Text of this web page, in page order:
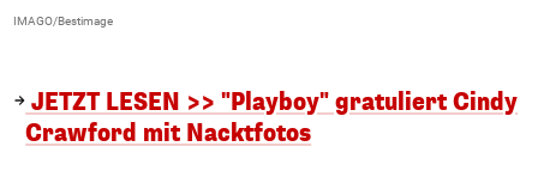
IMAGO/Bestimage
JETZT LESEN >> "Playboy" gratuliert Cindy
Crawford mit Nacktfotos